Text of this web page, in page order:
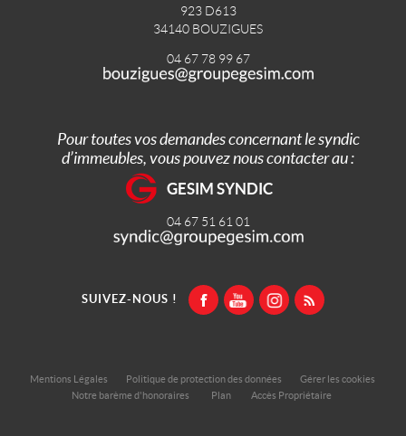
923 D613
34140 BOUZIGUES
04 67 78 99 67
Pour toutes vos demandes concernant le syndic
d’immeubles, vous pouvez nous contacter au :
GESIM SYNDIC
04 67 51 61 01
SUIVEZ-NOUS !
Mentions Légales Politique de protection des données
Gérer les cookies
Notre barème d'honoraires
Plan Accès Propriétaire